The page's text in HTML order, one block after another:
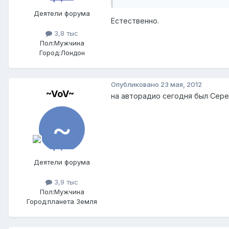
Деятели форума
3,8 тыс
Пол:Мужчина
Город:Лондон
Естественно.
~VoV~
Деятели форума
3,9 тыс
Пол:Мужчина
Город:планета Земля
Опубликовано 23 мая, 2012
на авторадио сегодня был